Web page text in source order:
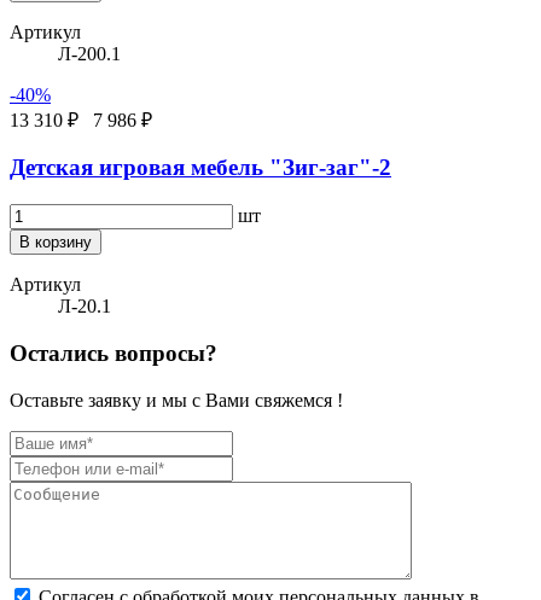
Артикул
Л-200.1
-40%
13 310 ₽
7 986 ₽
Детская игровая мебель "Зиг-заг"-2
шт
В корзину
Артикул
Л-20.1
Остались вопросы?
Оставьте заявку и мы с Вами свяжемся !